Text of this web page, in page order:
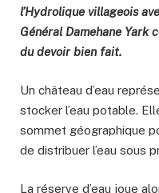
l’Hydrolique villageois
Général Damehane Yark
du devoir bien fait.
Un château d’eau
stocker l’eau potable.
sommet géographique
de distribuer l’eau sous
La réserve d’eau joue